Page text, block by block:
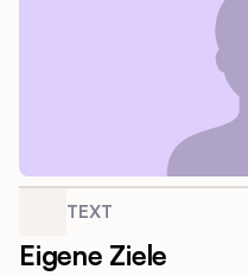
TEXT
Eigene Ziele